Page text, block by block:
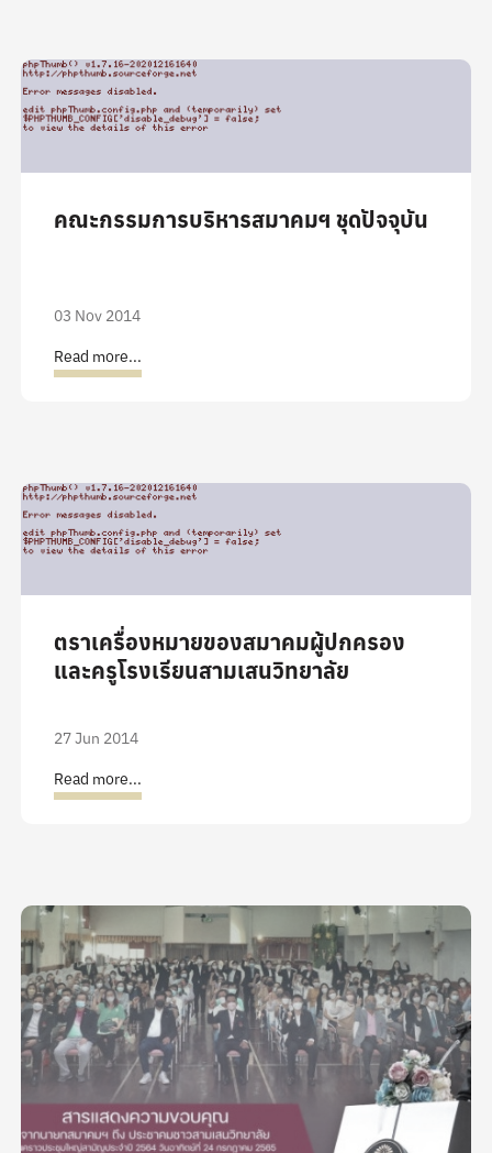
คณะกรรมการบริหารสมาคมฯ ชุดปัจจุบัน
03 Nov 2014
Read more...
ตราเครื่องหมายของสมาคมผู้ปกครอง
และครูโรงเรียนสามเสนวิทยาลัย
27 Jun 2014
Read more...